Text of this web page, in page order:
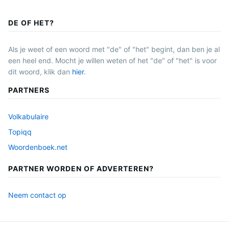
DE OF HET?
Als je weet of een woord met "de" of "het" begint, dan ben je al
een heel end. Mocht je willen weten of het "de" of "het" is voor
dit woord, klik dan hier.
PARTNERS
Volkabulaire
Topiqq
Woordenboek.net
PARTNER WORDEN OF ADVERTEREN?
Neem contact op